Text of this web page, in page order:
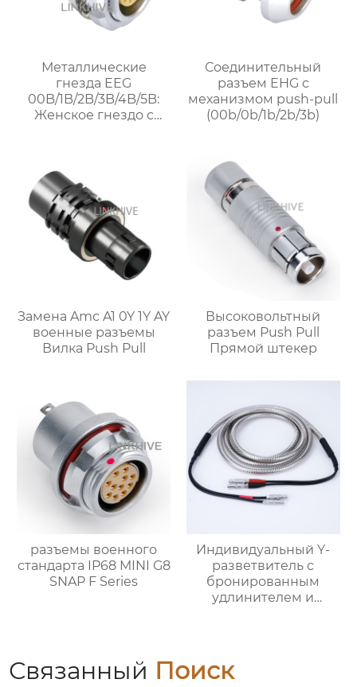
Металлические
гнезда EEG
00B/1B/2B/3B/4B/5B:
Женское гнездо с
Соединительный
разъем EHG с
механизмом push-pull
(00b/0b/1b/2b/3b)
Замена Amc A1 0Y 1Y AY
военные разъемы
Вилка Push Pull
Высоковольтный
разъем Push Pull
Прямой штекер
разъемы военного
стандарта IP68 MINI G8
SNAP F Series
Индивидуальный Y-
разветвитель с
бронированным
удлинителем и
Связанный Поиск